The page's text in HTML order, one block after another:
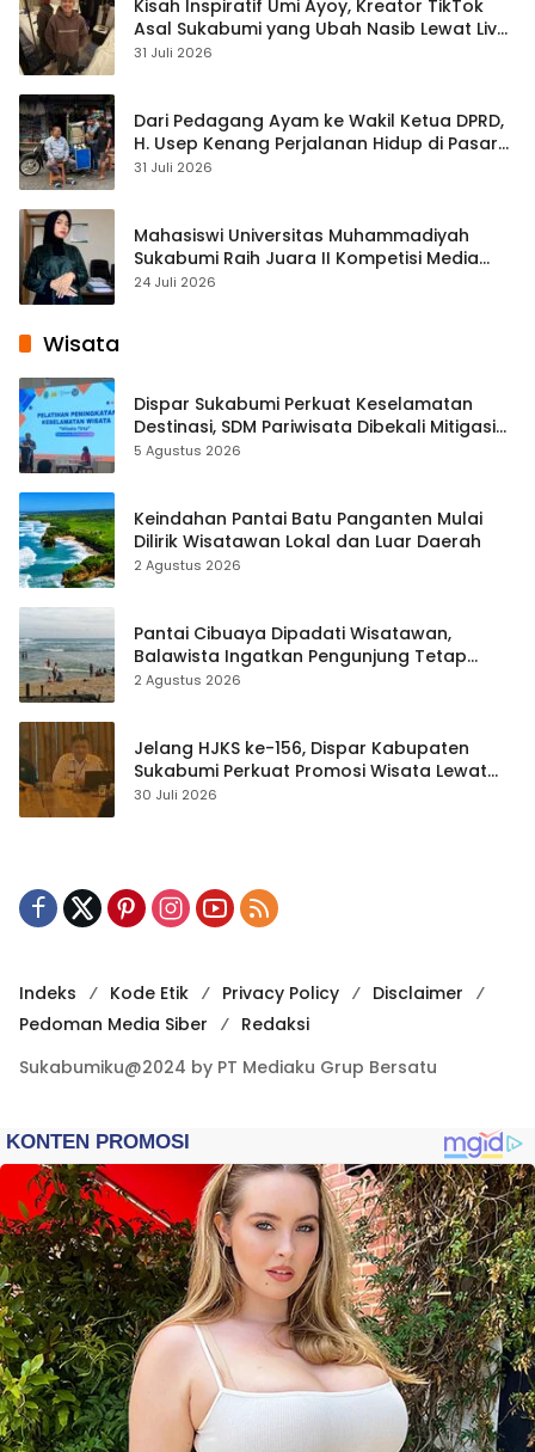
Kisah Inspiratif Umi Ayoy, Kreator TikTok
Asal Sukabumi yang Ubah Nasib Lewat Live
Streaming
31 Juli 2026
Dari Pedagang Ayam ke Wakil Ketua DPRD,
H. Usep Kenang Perjalanan Hidup di Pasar
Cisaat
31 Juli 2026
Mahasiswi Universitas Muhammadiyah
Sukabumi Raih Juara II Kompetisi Media
Pembelajaran Digital Tingkat Internasional
24 Juli 2026
Wisata
Dispar Sukabumi Perkuat Keselamatan
Destinasi, SDM Pariwisata Dibekali Mitigasi
hingga Teknik Evakuasi
5 Agustus 2026
Keindahan Pantai Batu Panganten Mulai
Dilirik Wisatawan Lokal dan Luar Daerah
2 Agustus 2026
Pantai Cibuaya Dipadati Wisatawan,
Balawista Ingatkan Pengunjung Tetap
Waspada
2 Agustus 2026
Jelang HJKS ke-156, Dispar Kabupaten
Sukabumi Perkuat Promosi Wisata Lewat
Publikasi Digital
30 Juli 2026
Indeks Kode Etik Privacy Policy
Disclaimer
Pedoman Media Siber
Redaksi
Sukabumiku@2024 by PT Mediaku Grup Bersatu